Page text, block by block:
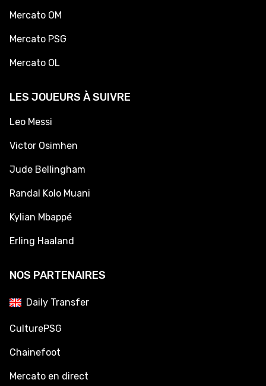
Mercato OM
Mercato PSG
Mercato OL
LES JOUEURS À SUIVRE
Leo Messi
Victor Osimhen
Jude Bellingham
Randal Kolo Muani
Kylian Mbappé
Erling Haaland
NOS PARTENAIRES
Daily Transfer
CulturePSG
Chainefoot
Mercato en direct